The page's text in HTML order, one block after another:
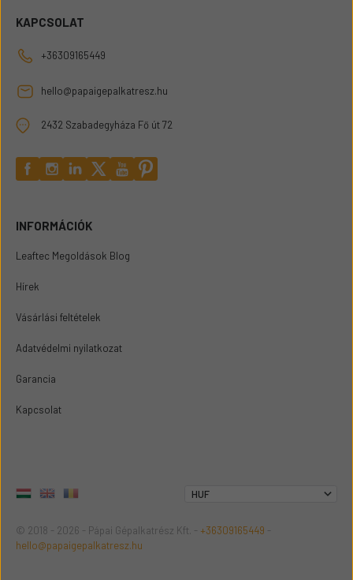
KAPCSOLAT
+36309165449
hello@papaigepalkatresz.hu
2432 Szabadegyháza Fő út 72
INFORMÁCIÓK
Leaftec Megoldások Blog
Hírek
Vásárlási feltételek
Adatvédelmi nyilatkozat
Garancia
Kapcsolat
© 2018 - 2026 - Pápai Gépalkatrész Kft. - +36309165449 -
hello@papaigepalkatresz.hu